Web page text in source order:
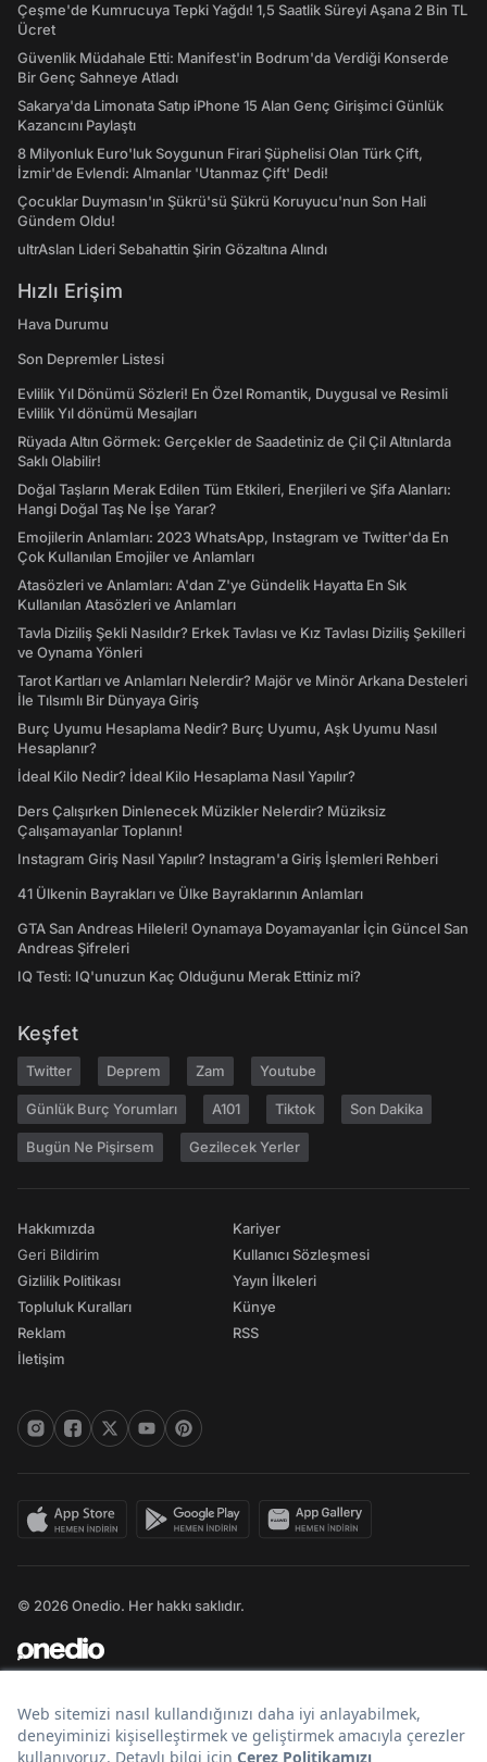
Çeşme'de Kumrucuya Tepki Yağdı! 1,5 Saatlik Süreyi Aşana 2 Bin TL
Ücret
Güvenlik Müdahale Etti: Manifest'in Bodrum'da Verdiği Konserde
Bir Genç Sahneye Atladı
Sakarya'da Limonata Satıp iPhone 15 Alan Genç Girişimci Günlük
Kazancını Paylaştı
8 Milyonluk Euro'luk Soygunun Firari Şüphelisi Olan Türk Çift,
İzmir'de Evlendi: Almanlar 'Utanmaz Çift' Dedi!
Çocuklar Duymasın'ın Şükrü'sü Şükrü Koruyucu'nun Son Hali
Gündem Oldu!
ultrAslan Lideri Sebahattin Şirin Gözaltına Alındı
Hızlı Erişim
Hava Durumu
Son Depremler Listesi
Evlilik Yıl Dönümü Sözleri! En Özel Romantik, Duygusal ve Resimli
Evlilik Yıl dönümü Mesajları
Rüyada Altın Görmek: Gerçekler de Saadetiniz de Çil Çil Altınlarda
Saklı Olabilir!
Doğal Taşların Merak Edilen Tüm Etkileri, Enerjileri ve Şifa Alanları:
Hangi Doğal Taş Ne İşe Yarar?
Emojilerin Anlamları: 2023 WhatsApp, Instagram ve Twitter'da En
Çok Kullanılan Emojiler ve Anlamları
Atasözleri ve Anlamları: A'dan Z'ye Gündelik Hayatta En Sık
Kullanılan Atasözleri ve Anlamları
Tavla Diziliş Şekli Nasıldır? Erkek Tavlası ve Kız Tavlası Diziliş Şekilleri
ve Oynama Yönleri
Tarot Kartları ve Anlamları Nelerdir? Majör ve Minör Arkana Desteleri
İle Tılsımlı Bir Dünyaya Giriş
Burç Uyumu Hesaplama Nedir? Burç Uyumu, Aşk Uyumu Nasıl
Hesaplanır?
İdeal Kilo Nedir? İdeal Kilo Hesaplama Nasıl Yapılır?
Ders Çalışırken Dinlenecek Müzikler Nelerdir? Müziksiz
Çalışamayanlar Toplanın!
Instagram Giriş Nasıl Yapılır? Instagram'a Giriş İşlemleri Rehberi
41 Ülkenin Bayrakları ve Ülke Bayraklarının Anlamları
GTA San Andreas Hileleri! Oynamaya Doyamayanlar İçin Güncel San
Andreas Şifreleri
IQ Testi: IQ'unuzun Kaç Olduğunu Merak Ettiniz mi?
Keşfet
Twitter Deprem Zam Youtube
Günlük Burç Yorumları A101 Tiktok Son Dakika
Bugün Ne Pişirsem Gezilecek Yerler
Hakkımızda
Geri Bildirim
Gizlilik Politikası
Topluluk Kuralları
Reklam
İletişim
Kariyer
Kullanıcı Sözleşmesi
Yayın İlkeleri
Künye
RSS
© 2026 Onedio. Her hakkı saklıdır.
Bir markasıdır.